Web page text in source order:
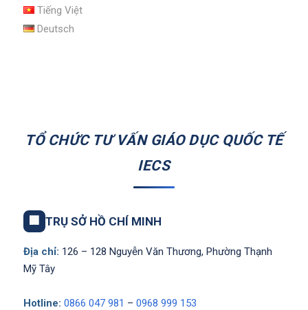
Tiếng Việt
Deutsch
TỔ CHỨC TƯ VẤN GIÁO DỤC QUỐC TẾ
IECS
🏢 TRỤ SỞ HỒ CHÍ MINH
Địa chỉ: 126 – 128 Nguyễn Văn Thương, Phường Thạnh
Mỹ Tây
Hotline: 0866 047 981 – 0968 999 153